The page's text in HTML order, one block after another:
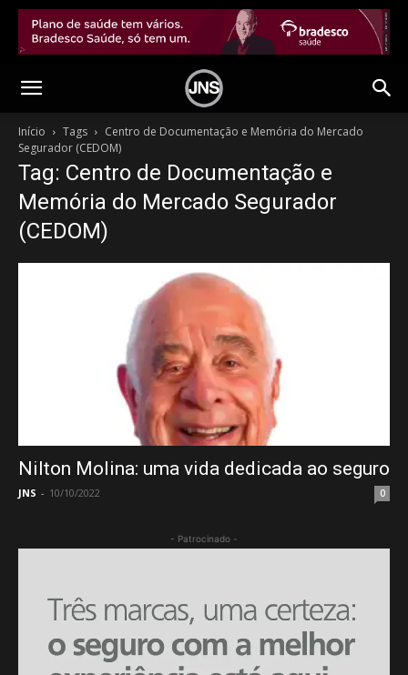
Início Tags
Centro de Documentação e Memória do Mercado
Segurador (CEDOM)
Tag: Centro de Documentação e
Memória do Mercado Segurador
(CEDOM)
Nilton Molina: uma vida dedicada ao seguro
JNS - 10/10/2022 0
- Patrocinado -